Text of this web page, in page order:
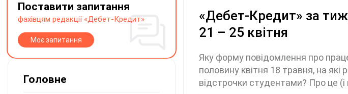
«Дебет-Кредит» за
21 – 25 квітня
Яку форму повідомлення про
половину квітня 18 травня, на
відстрочки студентами? Про це (і
Поставити запитання
фахівцям редакції «Дебет-Кредит»
Моє запитання
Головне